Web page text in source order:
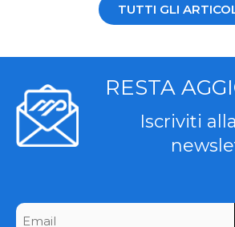
TUTTI GLI
RESTA
Iscriviti
CAPTCHA
Email